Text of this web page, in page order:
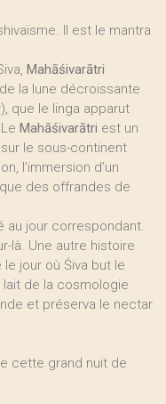
Il est le mantra
Mahāśivarātri
de la lune décroissante
que le linga apparut
Mahāśivarātri est un
le sous-continent
l’immersion d’un
des offrandes de
au jour correspondant.
là. Une autre histoire
jour où Śiva but le
de la cosmologie
et préserva le nectar
cette grand nuit de